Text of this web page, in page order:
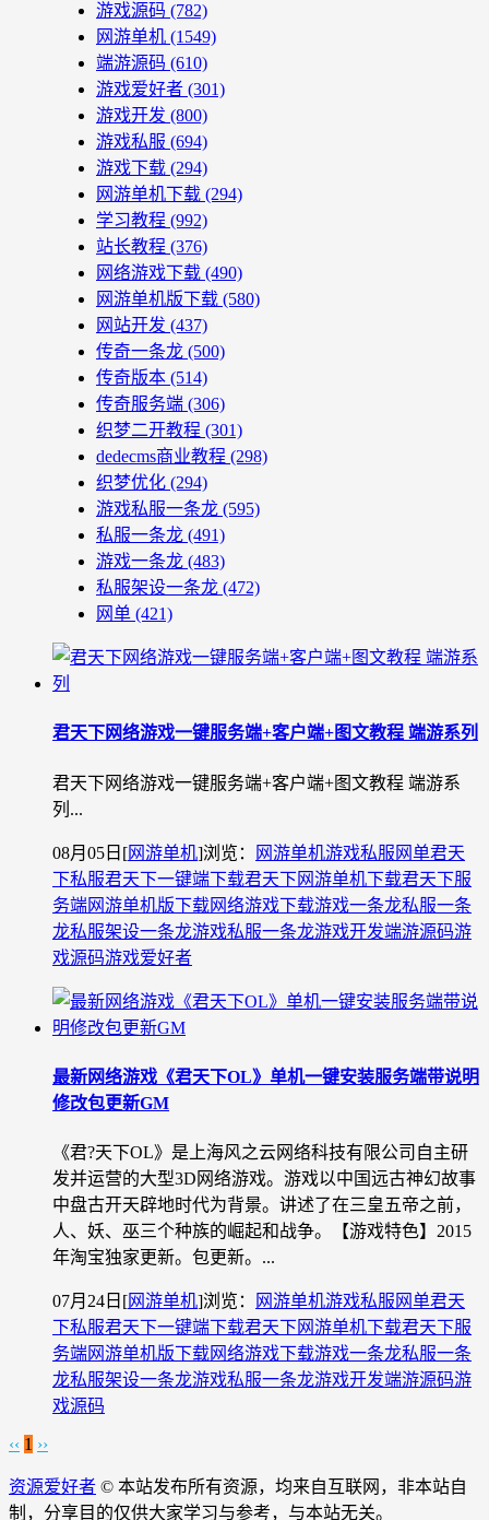
游戏源码 (782)
网游单机 (1549)
端游源码 (610)
游戏爱好者 (301)
游戏开发 (800)
游戏私服 (694)
游戏下载 (294)
网游单机下载 (294)
学习教程 (992)
站长教程 (376)
网络游戏下载 (490)
网游单机版下载 (580)
网站开发 (437)
传奇一条龙 (500)
传奇版本 (514)
传奇服务端 (306)
织梦二开教程 (301)
dedecms商业教程 (298)
织梦优化 (294)
游戏私服一条龙 (595)
私服一条龙 (491)
游戏一条龙 (483)
私服架设一条龙 (472)
网单 (421)
君天下网络游戏一键服务端+客户端+图文教程 端游系列
君天下网络游戏一键服务端+客户端+图文教程 端游系
列...
08月05日 [网游单机]浏览： 网游单机游戏私服 网单君天
下私服君天下一键端下载君天下网游单机下载君天下服
务端网游单机版下载网络游戏下载游戏一条龙私服一条
龙私服架设一条龙游戏私服一条龙游戏开发端游源码游
戏源码游戏爱好者
最新网络游戏《君天下OL》单机一键安装服务端带说明
修改包更新GM
《君?天下OL》是上海风之云网络科技有限公司自主研
发并运营的大型3D网络游戏。游戏以中国远古神幻故事
中盘古开天辟地时代为背景。讲述了在三皇五帝之前，
人、妖、巫三个种族的崛起和战争。【游戏特色】2015
年淘宝独家更新。包更新。...
07月24日 [网游单机]浏览： 网游单机游戏私服 网单君天
下私服君天下一键端下载君天下网游单机下载君天下服
务端网游单机版下载网络游戏下载游戏一条龙私服一条
龙私服架设一条龙游戏私服一条龙游戏开发端游源码游
戏源码
‹‹ 1 ››
资源爱好者 © 本站发布所有资源，均来自互联网，非本站自
制，分享目的仅供大家学习与参考，与本站无关。